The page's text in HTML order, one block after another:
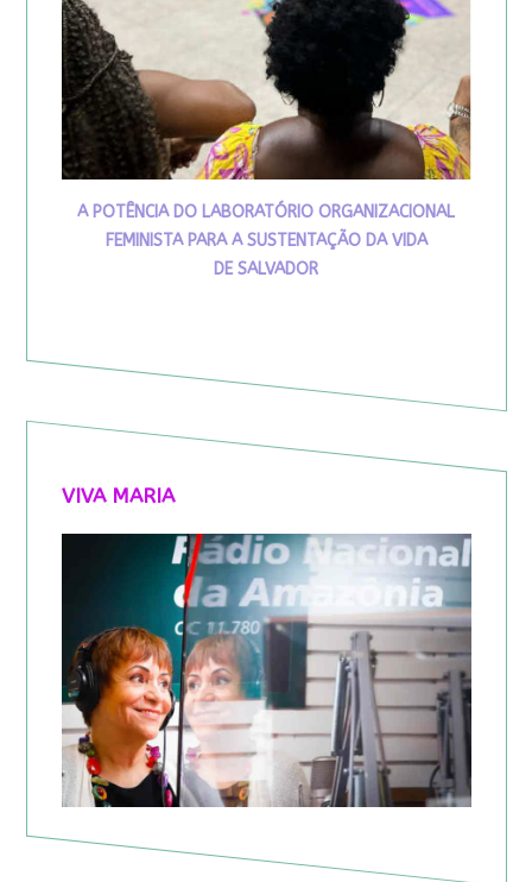
A POTÊNCIA DO LABORATÓRIO ORGANIZACIONAL
FEMINISTA PARA A SUSTENTAÇÃO DA VIDA
DE SALVADOR
VIVA MARIA